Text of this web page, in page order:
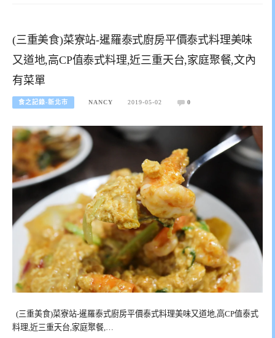
(三重美食)菜寮站-暹羅泰式廚房平價泰式料理美味
又道地,高CP值泰式料理,近三重天台,家庭聚餐,文內
有菜單
食之記錄-新北市 NANCY 2019-05-02 0
(三重美食)菜寮站-暹羅泰式廚房平價泰式料理美味又道地,高CP值泰式
料理,近三重天台,家庭聚餐,…